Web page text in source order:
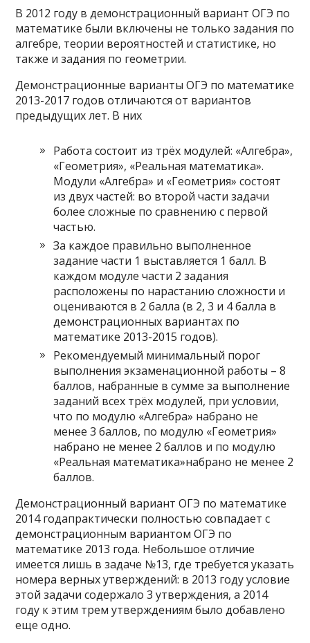
В 2012 году в демонстрационный вариант ОГЭ по
математике были включены не только задания по
алгебре, теории вероятностей и статистике, но
также и задания по геометрии.
Демонстрационные варианты ОГЭ по математике
2013-2017 годов отличаются от вариантов
предыдущих лет. В них
Работа состоит из трёх модулей: «Алгебра»,
«Геометрия», «Реальная математика».
Модули «Алгебра» и «Геометрия» состоят
из двух частей: во второй части задачи
более сложные по сравнению с первой
частью.
За каждое правильно выполненное
задание части 1 выставляется 1 балл. В
каждом модуле части 2 задания
расположены по нарастанию сложности и
оцениваются в 2 балла (в 2, 3 и 4 балла в
демонстрационных вариантах по
математике 2013-2015 годов).
Рекомендуемый минимальный порог
выполнения экзаменационной работы – 8
баллов, набранные в сумме за выполнение
заданий всех трёх модулей, при условии,
что по модулю «Алгебра» набрано не
менее 3 баллов, по модулю «Геометрия»
набрано не менее 2 баллов и по модулю
«Реальная математика»набрано не менее 2
баллов.
Демонстрационный вариант ОГЭ по математике
2014 годапрактически полностью совпадает с
демонстрационным вариантом ОГЭ по
математике 2013 года. Небольшое отличие
имеется лишь в задаче №13, где требуется указать
номера верных утверждений: в 2013 году условие
этой задачи содержало 3 утверждения, а 2014
году к этим трем утверждениям было добавлено
еще одно.